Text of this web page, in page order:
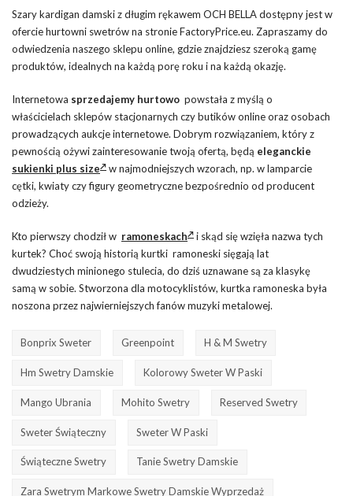
Szary kardigan damski z długim rękawem OCH BELLA dostępny jest w
ofercie hurtowni swetrów na stronie FactoryPrice.eu. Zapraszamy do
odwiedzenia naszego sklepu online, gdzie znajdziesz szeroką gamę
produktów, idealnych na każdą porę roku i na każdą okazję.
Internetowa sprzedajemy hurtowo powstała z myślą o
właścicielach sklepów stacjonarnych czy butików online oraz osobach
prowadzących aukcje internetowe. Dobrym rozwiązaniem, który z
pewnością ożywi zainteresowanie twoją ofertą, będą eleganckie
sukienki plus size
w najmodniejszych wzorach, np. w lamparcie
cętki, kwiaty czy figury geometryczne bezpośrednio od producent
odzieży.
Kto pierwszy chodził w ramoneskach
i skąd się wzięła nazwa tych
kurtek? Choć swoją historią kurtki ramoneski sięgają lat
dwudziestych minionego stulecia, do dziś uznawane są za klasykę
samą w sobie. Stworzona dla motocyklistów, kurtka ramoneska była
noszona przez najwierniejszych fanów muzyki metalowej.
Bonprix Sweter Greenpoint H & M Swetry
Hm Swetry Damskie Kolorowy Sweter W Paski
Mango Ubrania Mohito Swetry Reserved Swetry
Sweter Świąteczny Sweter W Paski
Świąteczne Swetry Tanie Swetry Damskie
Zara Swetrym Markowe Swetry Damskie Wyprzedaż